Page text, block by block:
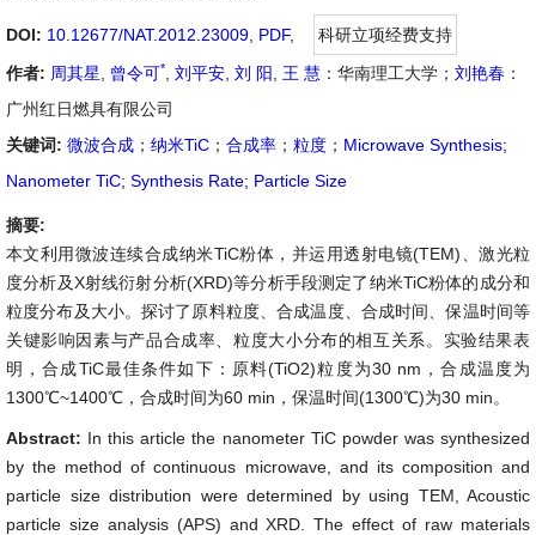
DOI: 10.12677/NAT.2012.23009 PDF,
科研立项经费支持
作者: 周其星 曾令可* 刘平安 刘 阳 王 慧 ：华南理工大学； 刘艳春 ：
广州红日燃具有限公司
关键词: 微波合成 ； 纳米TiC ； 合成率 ； 粒度 ； Microwave Synthesis;
Nanometer TiC; Synthesis Rate; Particle Size
摘要:
本文利用微波连续合成纳米TiC粉体，并运用透射电镜(TEM)、激光粒
度分析及X射线衍射分析(XRD)等分析手段测定了纳米TiC粉体的成分和
粒度分布及大小。探讨了原料粒度、合成温度、合成时间、保温时间等
关键影响因素与产品合成率、粒度大小分布的相互关系。实验结果表
明，合成TiC最佳条件如下：原料(TiO2)粒度为30 nm，合成温度为
1300℃~1400℃，合成时间为60 min，保温时间(1300℃)为30 min。
Abstract: In this article the nanometer TiC powder was synthesized
by the method of continuous microwave, and its composition and
particle size distribution were determined by using TEM, Acoustic
particle size analysis (APS) and XRD. The effect of raw materials